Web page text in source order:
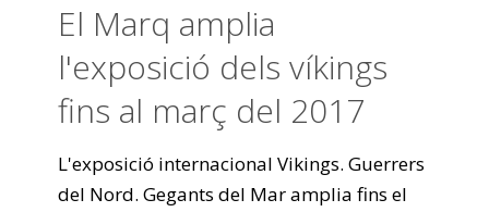
El Marq amplia
l'exposició dels víkings
fins al març del 2017
L'exposició internacional Vikings. Guerrers
del Nord. Gegants del Mar amplia fins el